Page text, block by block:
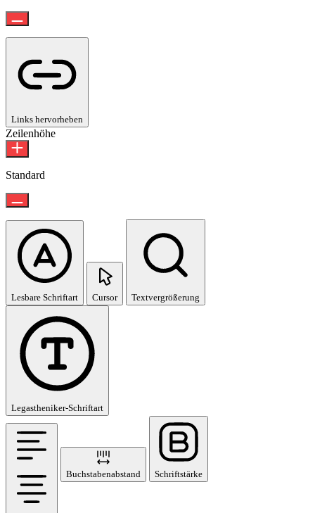
Links hervorheben
Zeilenhöhe
Standard
Lesbare Schriftart Cursor Textvergrößerung
Legastheniker-Schriftart
Buchstabenabstand Schriftstärke